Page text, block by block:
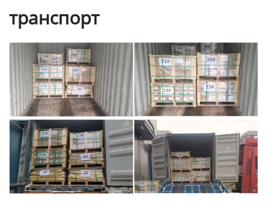
транспорт